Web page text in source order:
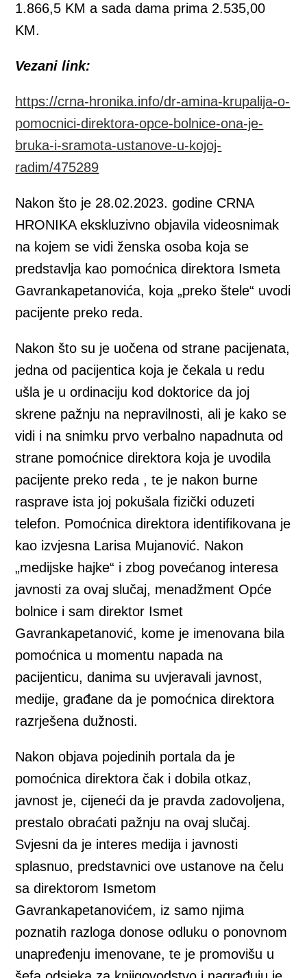
1.866,5 KM a sada dama prima 2.535,00
KM.
Vezani link:
https://crna-hronika.info/dr-amina-krupalija-o-
pomocnici-direktora-opce-bolnice-ona-je-
bruka-i-sramota-ustanove-u-kojoj-
radim/475289
Nakon što je 28.02.2023. godine CRNA
HRONIKA ekskluzivno objavila videosnimak
na kojem se vidi ženska osoba koja se
predstavlja kao pomoćnica direktora Ismeta
Gavrankapetanovića, koja „preko štele“ uvodi
pacijente preko reda.
Nakon što su je uočena od strane pacijenata,
jedna od pacijentica koja je čekala u redu
ušla je u ordinaciju kod doktorice da joj
skrene pažnju na nepravilnosti, ali je kako se
vidi i na snimku prvo verbalno napadnuta od
strane pomoćnice direktora koja je uvodila
pacijente preko reda , te je nakon burne
rasprave ista joj pokušala fizički oduzeti
telefon. Pomoćnica direktora identifikovana je
kao izvjesna Larisa Mujanović. Nakon
„medijske hajke“ i zbog povećanog interesa
javnosti za ovaj slučaj, menadžment Opće
bolnice i sam direktor Ismet
Gavrankapetanović, kome je imenovana bila
pomoćnica u momentu napada na
pacijenticu, danima su uvjeravali javnost,
medije, građane da je pomoćnica direktora
razrješena dužnosti.
Nakon objava pojedinih portala da je
pomoćnica direktora čak i dobila otkaz,
javnost je, cijeneći da je pravda zadovoljena,
prestalo obraćati pažnju na ovaj slučaj.
Svjesni da je interes medija i javnosti
splasnuo, predstavnici ove ustanove na čelu
sa direktorom Ismetom
Gavrankapetanovićem, iz samo njima
poznatih razloga donose odluku o ponovnom
unapređenju imenovane, te je promovišu u